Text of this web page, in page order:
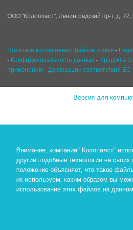
ООО "Колопласт", Ленинградский пр-т, д. 72,
Политика в отношении файлов cookie -
- Конфиденциальность данных - Продукты
применению - Декларации соответствия ЕС
Версия для
Внимание, компания "Колопалст"
другие подобные технологии на своих
положение объясняет, что такое
их используем, каким образом вы
использование этих файлов на